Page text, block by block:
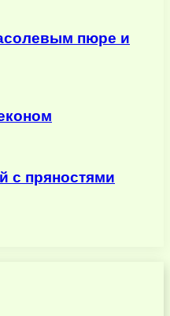
пюре и
с пряностями